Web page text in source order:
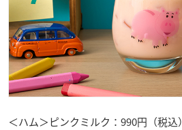
＜ハム＞ピンクミルク：990円（税込）